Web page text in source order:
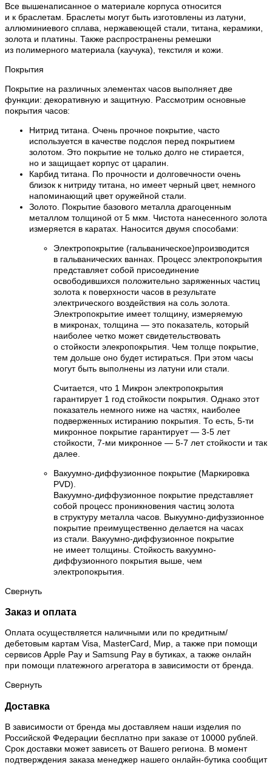
Все вышенаписанное о материале корпуса относится
и к браслетам. Браслеты могут быть изготовлены из латуни,
аллюминиевого сплава, нержавеющей стали, титана, керамики,
золота и платины. Также распространены ремешки
из полимерного материала (каучука), текстиля и кожи.
Покрытия
Покрытие на различных элементах часов выполняет две
функции: декоративную и защитную. Рассмотрим основные
покрытия часов:
Нитрид титана. Очень прочное покрытие, часто
используется в качестве подслоя перед покрытием
золотом. Это покрытие не только долго не стирается,
но и защищает корпус от царапин.
Карбид титана. По прочности и долговечности очень
близок к нитриду титана, но имеет черный цвет, немного
напоминающий цвет оружейной стали.
Золото. Покрытие базового металла драгоценным
металлом толщиной от 5 мкм. Чистота нанесенного золота
измеряется в каратах. Наносится двумя способами:
Электропокрытие (гальваническое)производится
в гальванических ваннах. Процесс электропокрытия
представляет собой присоединение
освободившихся положительно заряженных частиц
золота к поверхности часов в результате
электрического воздействия на соль золота.
Электропокрытие имеет толщину, измеряемую
в микронах, толщина — это показатель, который
наиболее четко может свидетельствовать
о стойкости элекропокрытия. Чем толще покрытие,
тем дольше оно будет истираться. При этом часы
могут быть выполнены из латуни или стали.
Считается, что 1 Микрон электропокрытия
гарантирует 1 год стойкости покрытия. Однако этот
показатель немного ниже на частях, наиболее
подверженных истиранию покрытия. То есть, 5-ти
микронное покрытие гарантирует — 3-5 лет
стойкости, 7-ми микронное — 5-7 лет стойкости и так
далее.
Вакуумно-диффузионное покрытие (Маркировка
PVD).
Вакуумно-диффузионное покрытие представляет
собой процесс проникновения частиц золота
в структуру металла часов. Выкуумно-дифуззионное
покрытие преимущественно делается на часах
из стали. Вакуумно-диффузионное покрытие
не имеет толщины. Стойкость вакуумно-
диффузионного покрытия выше, чем
электропокрытия.
Свернуть
Заказ и оплата
Оплата осуществляется наличными или по кредитным/
дебетовым картам Visa, MasterCard, Мир, а также при помощи
сервисов Apple Pay и Samsung Pay в бутиках, а также онлайн
при помощи платежного агрегатора в зависимости от бренда.
Свернуть
Доставка
В зависимости от бренда мы доставляем наши изделия по
Российской Федерации бесплатно при заказе от 10000 рублей.
Срок доставки может зависеть от Вашего региона. В момент
подтверждения заказа менеджер нашего онлайн-бутика сообщит